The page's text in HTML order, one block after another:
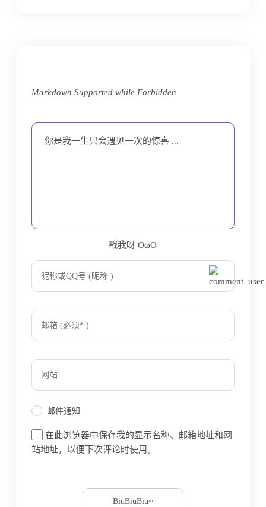
Markdown Supported while Forbidden
你是我一生只会遇见一次的惊喜 ...
戳我呀 OωO
(=・ω・=)
邮件通知
在此浏览器中保存我的显示名称、邮箱地址和网
站地址，以便下次评论时使用。